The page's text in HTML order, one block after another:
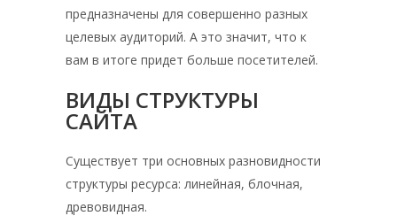
предназначены для совершенно разных
целевых аудиторий. А это значит, что к
вам в итоге придет больше посетителей.
ВИДЫ СТРУКТУРЫ
САЙТА
Существует три основных разновидности
структуры ресурса: линейная, блочная,
древовидная.